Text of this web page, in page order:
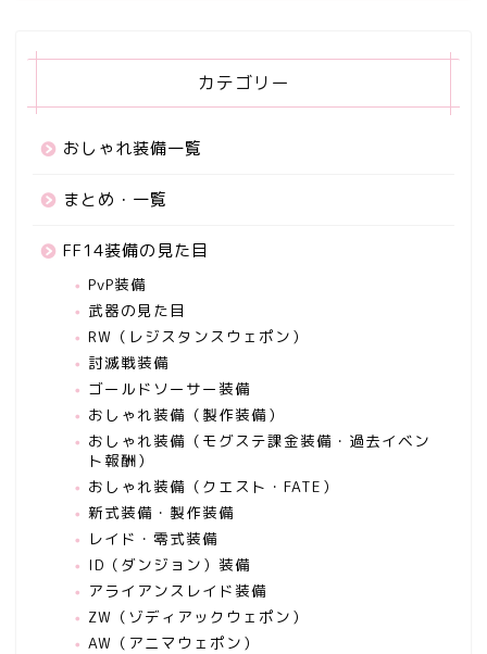
カテゴリー
おしゃれ装備一覧
まとめ・一覧
FF14装備の見た目
PvP装備
武器の見た目
RW（レジスタンスウェポン）
討滅戦装備
ゴールドソーサー装備
おしゃれ装備（製作装備）
おしゃれ装備（モグステ課金装備・過去イベン
ト報酬）
おしゃれ装備（クエスト・FATE）
新式装備・製作装備
レイド・零式装備
ID（ダンジョン）装備
アライアンスレイド装備
ZW（ゾディアックウェポン）
AW（アニマウェポン）